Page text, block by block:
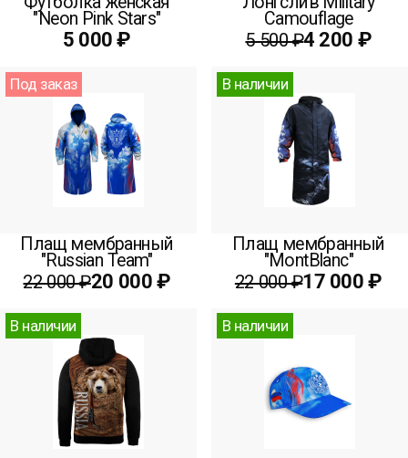
"Neon Pink Stars"
5 000 ₽
Сamouflage
5 500 ₽4 200 ₽
Под заказ
Плащ мембранный
"Russian Team"
22 000 ₽20 000 ₽
В наличии
Плащ мембранный
"MontBlanc"
22 000 ₽17 000 ₽
В наличии В наличии